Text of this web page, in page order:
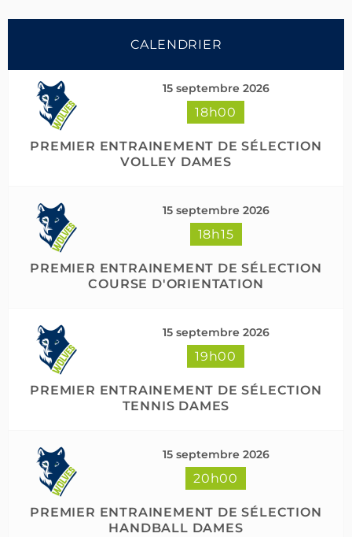
Charger plus Suivre sur Instagram
CALENDRIER
15 septembre 2026
18h00
PREMIER ENTRAINEMENT DE SÉLECTION
VOLLEY DAMES
15 septembre 2026
18h15
PREMIER ENTRAINEMENT DE SÉLECTION
COURSE D'ORIENTATION
15 septembre 2026
19h00
PREMIER ENTRAINEMENT DE SÉLECTION
TENNIS DAMES
15 septembre 2026
20h00
PREMIER ENTRAINEMENT DE SÉLECTION
HANDBALL DAMES